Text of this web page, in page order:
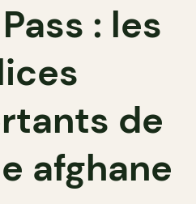
: les
de
afghane